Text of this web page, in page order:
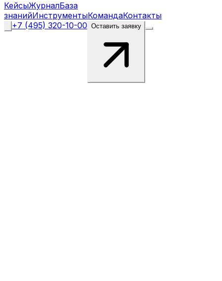
КейсыЖурналБаза
знанийИнструментыКомандаКонтакты
+7 (495) 320-10-00 Оставить заявку